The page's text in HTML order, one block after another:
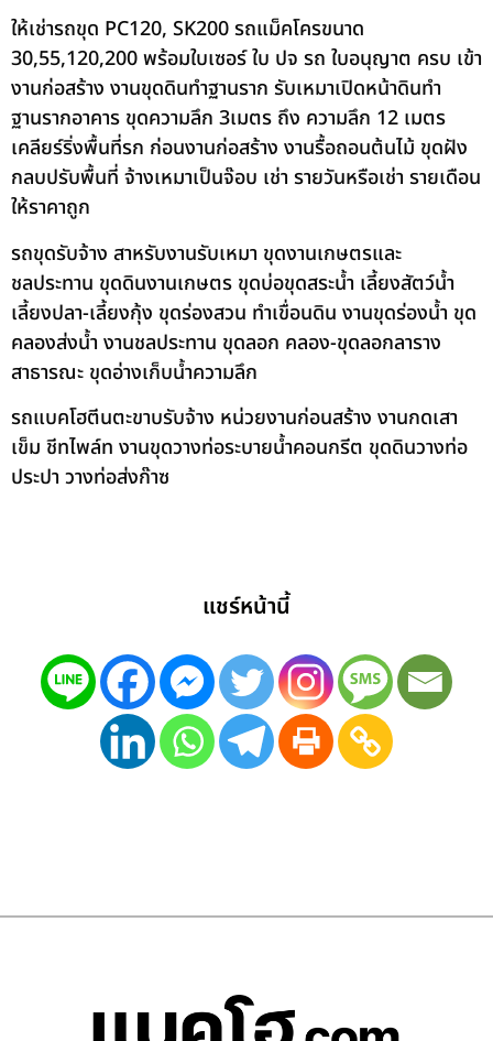
ให้เช่ารถขุด PC120, SK200 รถแม็คโครขนาด
30,55,120,200 พร้อมใบเซอร์ ใบ ปจ รถ ใบอนุญาต ครบ เข้า
งานก่อสร้าง งานขุดดินทำฐานราก รับเหมาเปิดหน้าดินทำ
ฐานรากอาคาร ขุดความลึก 3เมตร ถึง ความลึก 12 เมตร
เคลียร์ริ่งพื้นที่รก ก่อนงานก่อสร้าง งานรื้อถอนต้นไม้ ขุดฝัง
กลบปรับพื้นที่ จ้างเหมาเป็นจ๊อบ เช่า รายวันหรือเช่า รายเดือน
ให้ราคาถูก
รถขุดรับจ้าง สาหรับงานรับเหมา ขุดงานเกษตรและ
ชลประทาน ขุดดินงานเกษตร ขุดบ่อขุดสระน้ำ เลี้ยงสัตว์น้ำ
เลี้ยงปลา-เลี้ยงกุ้ง ขุดร่องสวน ทำเขื่อนดิน งานขุดร่องน้ำ ขุด
คลองส่งน้ำ งานชลประทาน ขุดลอก คลอง-ขุดลอกลาราง
สาธารณะ ขุดอ่างเก็บน้ำความลึก
รถแบคโฮตีนตะขาบรับจ้าง หน่วยงานก่อนสร้าง งานกดเสา
เข็ม ชีทไพล์ท งานขุดวางท่อระบายน้ำคอนกรีต ขุดดินวางท่อ
ประปา วางท่อส่งก๊าซ
แชร์หน้านี้